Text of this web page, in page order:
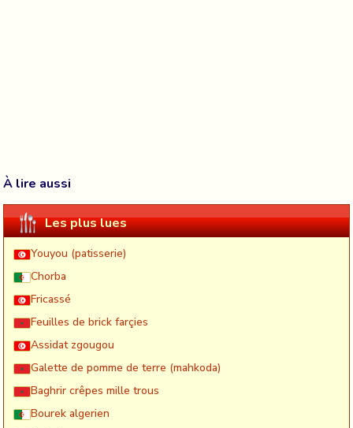
À lire aussi
Les plus lues
Youyou (patisserie)
Chorba
Fricassé
Feuilles de brick farçies
Assidat zgougou
Galette de pomme de terre (mahkoda)
Baghrir crêpes mille trous
Bourek algerien